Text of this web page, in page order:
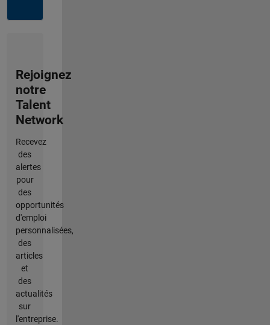
Rejoignez
notre
Talent
Network
Recevez
des
alertes
pour
des
opportunités
d'emploi
personnalisées,
des
articles
et
des
actualités
sur
l'entreprise.